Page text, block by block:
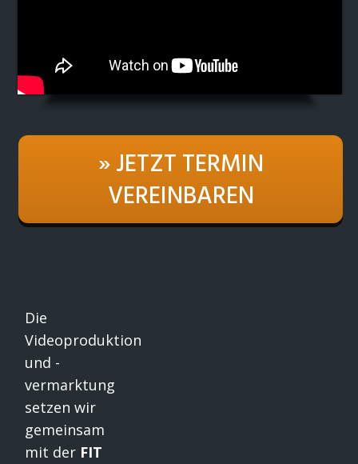
» JETZT TERMIN
VEREINBAREN
Die
Videoproduktion
und -
vermarktung
setzen wir
gemeinsam
mit der FIT